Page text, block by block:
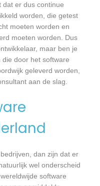
dat er dus continue
worden, die getest
moeten worden en
moeten worden. Dus
maar ben je
door het software
geleverd worden,
aan de slag.
dan zijn dat er
wel onderscheid
software